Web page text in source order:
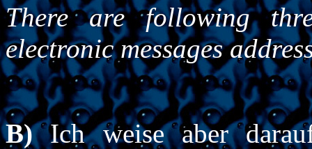
There are following
electronic messages
B)Ich weise aber